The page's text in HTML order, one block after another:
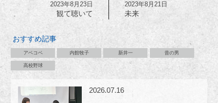
2023年8月23日
観て聴いて
2023年8月21日
未来
おすすめ記事
アベコベ 内館牧子 新井一 昔の男
高校野球
2026.07.16